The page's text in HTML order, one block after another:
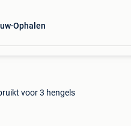
Ophalen
voor 3 hengels